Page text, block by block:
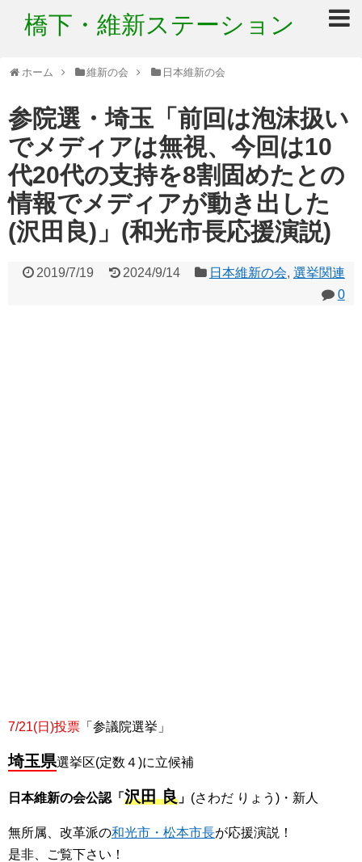
橋下・維新ステーション
ホーム 維新の会 日本維新の会
参院選・埼玉「前回は泡沫扱い
でメディアは無視、今回は10
代20代の支持を8割固めたとの
情報でメディアが動き出した
(沢田良)」(和光市長応援演説)
2019/7/19 2024/9/14 日本維新の会, 選挙関連
0
7/21(日)投票 「参議院選挙」
埼玉県選挙区(定数４)に立候補
日本維新の会公認「 沢田 良 」 (さわだ りょう)・新人
無所属、改革派の和光市・松本市長が応援演説！
是非、ご覧下さい！